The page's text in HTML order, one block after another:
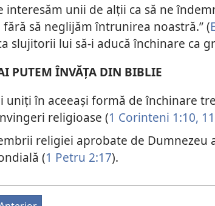
interesăm unii de alții ca să ne
fără să neglijăm întrunirea noastră.” (
slujitorii lui să-i aducă închinare ca
PUTEM ÎNVĂȚA DIN BIBLIE
uniți în aceeași formă de închinare
religioase (1 Corinteni 1:10, 11
religiei aprobate de Dumnezeu
(1 Petru 2:17).